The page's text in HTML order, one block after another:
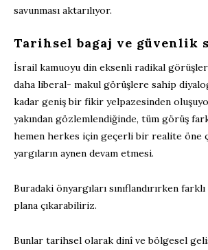
savunması aktarılıyor.
Tarihsel bagaj ve güvenlik
İsrail kamuoyu din eksenli radikal
daha liberal- makul görüşlere sahip
kadar geniş bir fikir yelpazesinden
yakından gözlemlendiğinde, tüm görüş
hemen herkes için geçerli bir realite öne
yargıların aynen devam etmesi.
Buradaki önyargıları sınıflandırırken
plana çıkarabiliriz.
Bunlar tarihsel olarak dinî ve bölgesel